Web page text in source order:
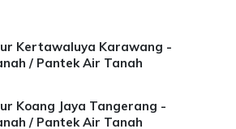
Kertawaluya Karawang -
/ Pantek Air Tanah
Koang Jaya Tangerang -
/ Pantek Air Tanah